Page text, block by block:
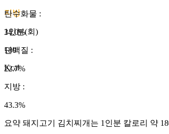
지방
1인분(회)
180
Kcal
탄수화물 :
34.0%
단백질 :
22.7%
지방 :
43.3%
요약 돼지고기 김치찌개는 1인분 칼로리 약